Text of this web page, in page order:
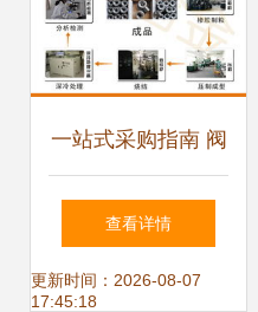
一站式采购指南 阀
座、内套、合金
套、轴套、防磨套
查看详情
更新时间：2026-08-07
17:45:18